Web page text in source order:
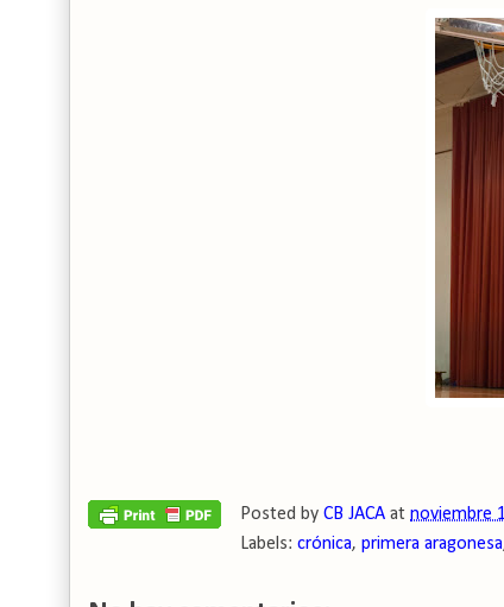
Posted by CB JACA at noviembre
Labels: crónica, primera aragonesa